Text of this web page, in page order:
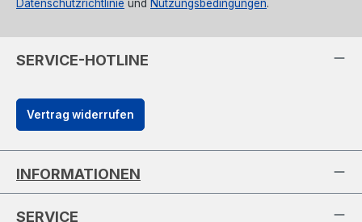
Datenschutzrichtlinie und Nutzungsbedingungen.
SERVICE-HOTLINE
Vertrag widerrufen
INFORMATIONEN
SERVICE